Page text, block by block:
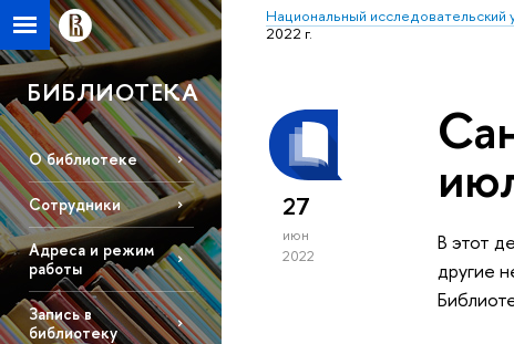
Национальный исследовательский
2022 г.
БИБЛИОТЕКА
О библиотеке
Сотрудники
Адреса и режим
работы
Запись в
библиотеку
27
июн
2022
В этот
другие